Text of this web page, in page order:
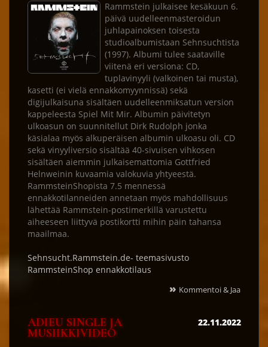
Rammstein julkaisee kesäkuun 6.
päivä uudelleenmasteroidun
juhlapainoksen toisesta
studioalbumistaan Sehnsuchtista
(1997). Albumi tulee saataville
viitenä eri versiona: CD,
tuplavinyyli (valkoinen tai musta),
kasetti (ei vielä ennakkomyynnissä) sekä
digijulkaisuna sisältäen uudelleenmiksatun version
kappeleesta Spiel Mit Mir. Albumin päivitetyn
ulkoasun on suunnitellut Dirk Rudolph jonka
käsialaa myös alkuperäisen albumin ulkoasu oli. CD
sekä vinyyliversio sisältää 40-sivuisen vihkosen
sisältäen aiemmin julkaisemattomia Gottfried
Helnweinin kuvaamia valokuvia yhtyeestä.
RammsteinShopista 7.5 mennessä
ennakkotilanneiden annetaan myös mahdollisuus
lähettää Rammstein-postimerkillä varustettu
aiheeseen liittyvä postikortti mihin päin tahansa
maailmaa.
Sehnsucht.Rammstein.de- teemasivusto
RammsteinShop ennakkotilaus
» Kommentoi & Jaa
ADIEU SINGLE JA
MUSIIKKIVIDEO
22.11.2022